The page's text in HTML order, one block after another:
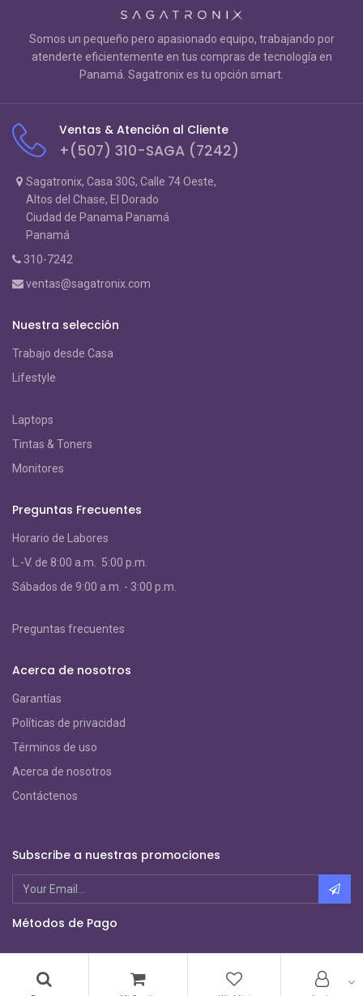
Somos un pequeño pero apasionado equipo, trabajando por
atenderte eficientemente en tus compras de tecnología en
Panamá. Sagatronix es tu opción smart.
Ventas & Atención al Cliente
+(507) 310-SAGA (7242)
Sagatronix, Casa 30G, Calle 74 Oeste,
Altos del Chase, El Dorado
Ciudad de Panama Panamá
Panamá
310-7242
ventas@sagatronix.com
Nuestra selección
Trabajo desde Casa
Lifestyle
Laptops
Tintas & Toners
Monitores
Preguntas Frecuentes
Horario de Labores
L.-V. de 8:00 a.m. 5:00 p.m.
Sábados de 9:00 a.m. - 3:00 p.m.
Preguntas frecuentes
Acerca de nosotros
Garantías
Políticas de privacidad
Términos de uso
Acerca de nosotros
Contáctenos
Subscribe a nuestras promociones
Métodos de Pago